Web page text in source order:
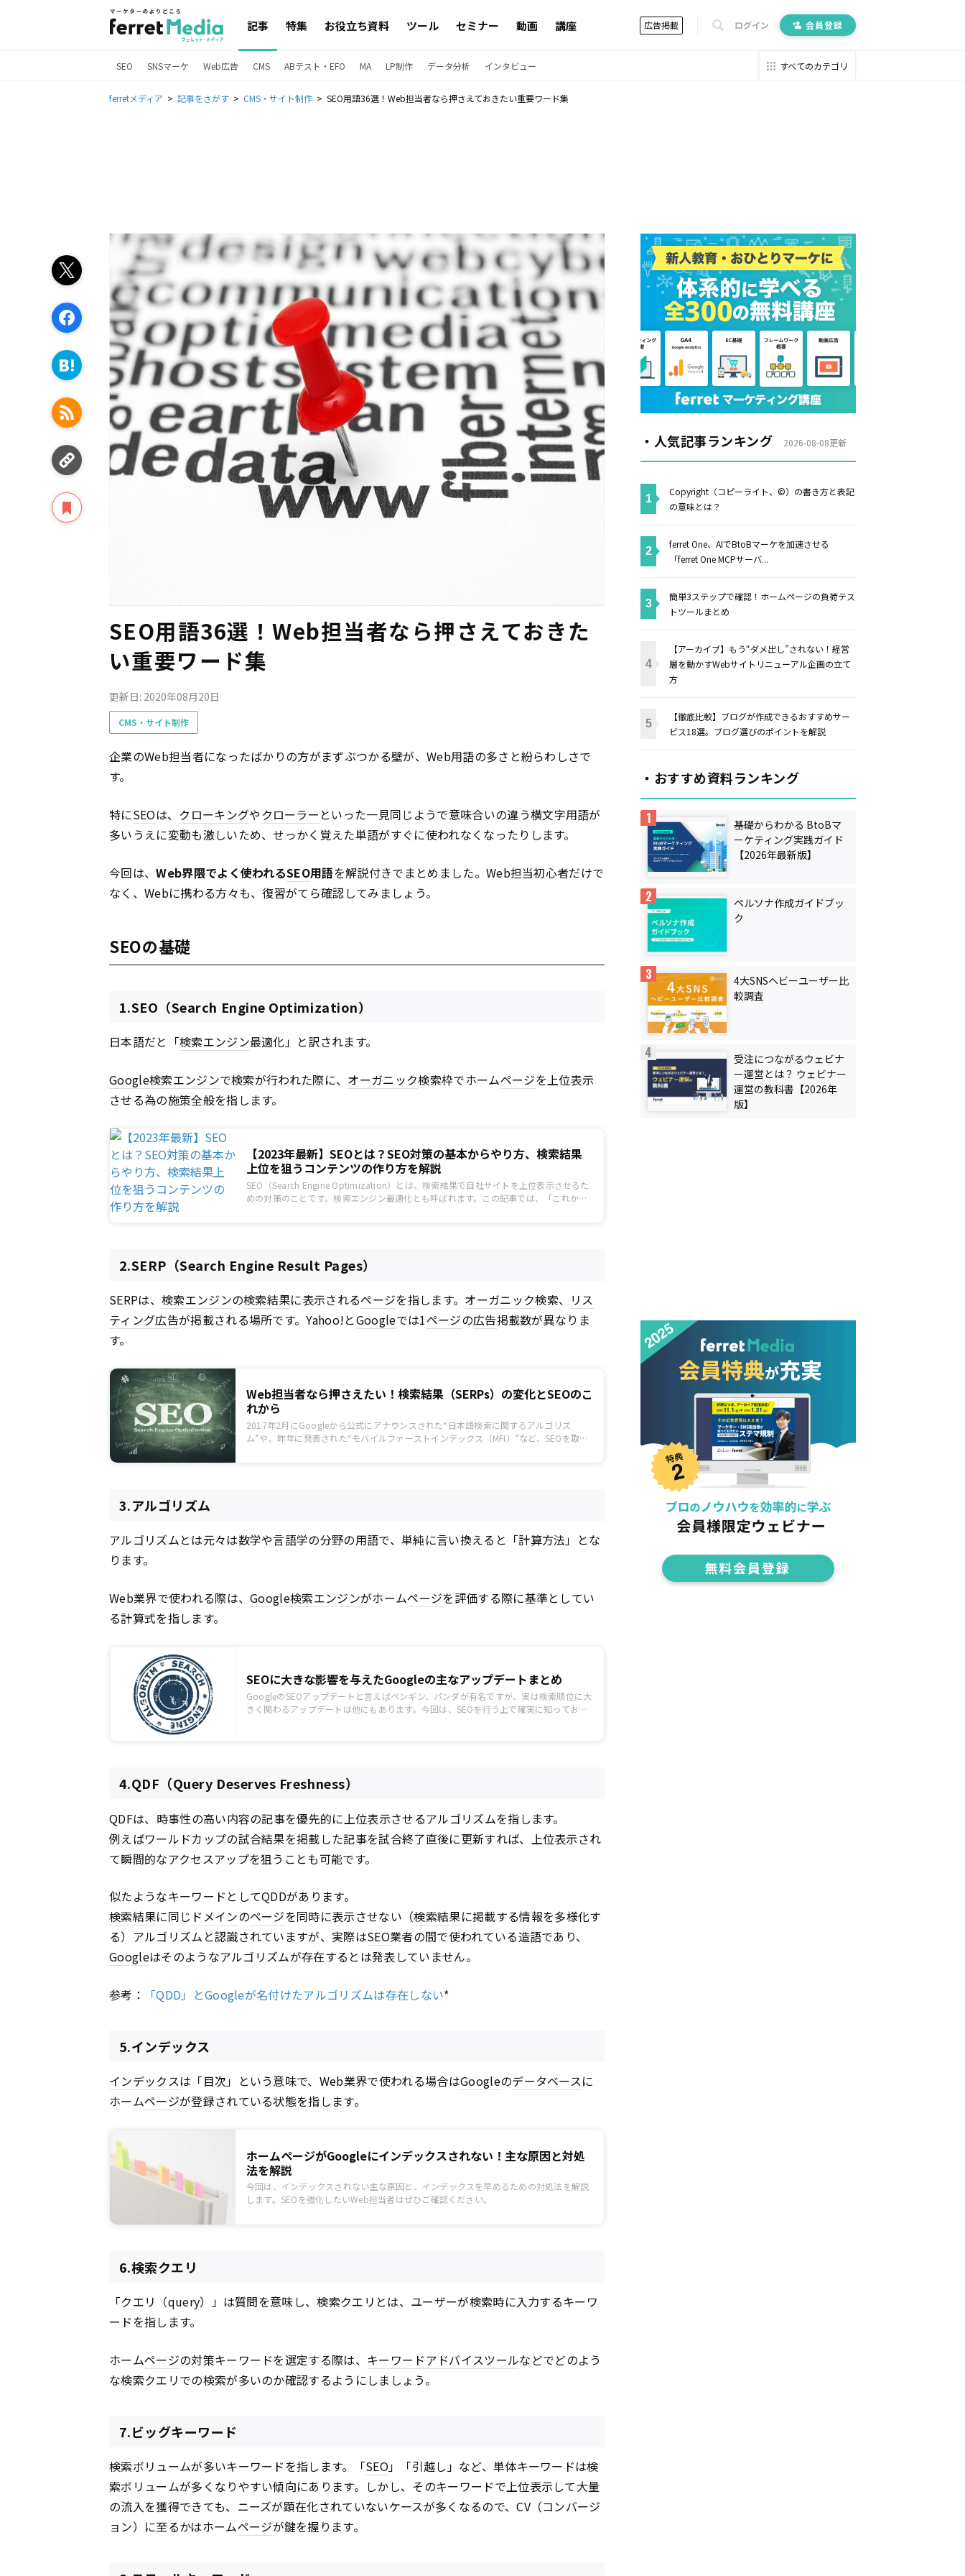
記事 特集 お役立ち資料 ツール セミナー 動画 講座 広告掲載 ログイン 会員登録
SEO SNSマーケ Web広告 CMS ABテスト・EFO MA LP制作 データ分析 インタビュー すべてのカテゴリ
ferretメディア 記事をさがす CMS・サイト制作 SEO用語36選！Web担当者なら押さえておきたい重要ワード集
SEO用語36選！Web担当者なら押さえておきた
い重要ワード集
更新日: 2020年08月20日
CMS・サイト制作
企業のWeb担当者になったばかりの方がまずぶつかる壁が、Web用語の多さと紛らわしさで
す。
特にSEOは、 クローキングやクローラー といった一見同じようで意味合いの違う横文字用語が
多いうえに変動も激しいため、せっかく覚えた単語がすぐに使われなくなったりします。
今回は、Web界隈でよく使われるSEO用語を解説付きでまとめました。Web担当初心者だけで
なく、Webに携わる方々も、復習がてら確認してみましょう。
SEOの基礎
1.SEO（Search Engine Optimization）
日本語だと「検索エンジン最適化」と訳されます。
Google検索エンジンで検索が行われた際に、 オーガニック検索枠でホームページを上位表示
させる為の施策全般を指します。
【2023年最新】SEOとは？SEO対策の基本からやり方、検索結果
上位を狙うコンテンツの作り方を解説
SEO（Search Engine Optimization）とは、検索結果で自社サイトを上位表示させるた
めの対策のことです。検索エンジン最適化とも呼ばれます。この記事では、「これから
2.SERP（Search Engine Result Pages）
SERPは、 検索エンジンの検索結果に表示されるページを指します。 オーガニック検索、 リス
ティング広告が掲載される場所です。Yahoo!とGoogleでは1ページの広告掲載数が異なりま
す。
Web担当者なら押さえたい！検索結果（SERPs）の変化とSEOのこ
れから
2017年2月にGoogleから公式にアナウンスされた“日本語検索に関するアルゴリズ
ム”や、昨年に発表された“モバイルファーストインデックス（MFI）”など、SEOを取り
3.アルゴリズム
アルゴリズムとは元々は数学や言語学の分野の用語で、単純に言い換えると「計算方法」とな
ります。
Web業界で使われる際は、Google検索エンジンがホームページを評価する際に基準としてい
る計算式を指します。
SEOに大きな影響を与えたGoogleの主なアップデートまとめ
GoogleのSEOアップデートと言えばペンギン、パンダが有名ですが、実は検索順位に大
きく関わるアップデートは他にもあります。今回は、SEOを行う上で確実に知っておく
4.QDF（Query Deserves Freshness）
QDFは、時事性の高い内容の記事を優先的に上位表示させるアルゴリズムを指します。
例えばワールドカップの試合結果を掲載した記事を試合終了直後に更新すれば、上位表示され
て瞬間的なアクセスアップを狙うことも可能です。
似たようなキーワードとしてQDDがあります。
検索結果に同じ ドメインのページを同時に表示させない（検索結果に掲載する情報を多様化す
る）アルゴリズムと認識されていますが、実際はSEO業者の間で使われている造語であり、
Googleはそのようなアルゴリズムが存在するとは発表していません。
参考： 「QDD」とGoogleが名付けたアルゴリズムは存在しない*
5.インデックス
インデックスは「目次」という意味で、Web業界で使われる場合はGoogleのデータベースに
ホームページが登録されている状態を指します。
ホームページがGoogleにインデックスされない！主な原因と対処
法を解説
今回は、インデックスされない主な原因と、インデックスを早めるための対処法を解説
します。SEOを強化したいWeb担当者はぜひご確認ください。
6.検索クエリ
「クエリ（query）」は質問を意味し、検索クエリとは、ユーザーが検索時に入力するキーワ
ードを指します。
ホームページの対策キーワードを選定する際は、 キーワードアドバイスツールなどでどのよう
な検索クエリでの検索が多いのか確認するようにしましょう。
7.ビッグキーワード
検索ボリュームが多いキーワードを指します。「SEO 」「引越し」など、単体キーワードは検
索ボリュームが多くなりやすい傾向にあります。しかし、そのキーワードで上位表示して大量
の流入を獲得できても、ニーズが顕在化されていないケースが多くなるので、CV（コンバージ
ョン）に至るかはホームページが鍵を握ります。
・人気記事ランキング 2026-08-08更新
Copyright（コピーライト、©）の書き方と表記
の意味とは？
ferret One、AIでBtoBマーケを加速させる
「ferret One MCPサーバ...
簡単3ステップで確認！ホームページの負荷テス
トツールまとめ
【アーカイブ】もう“ダメ出し”されない！経営
層を動かすWebサイトリニューアル企画の立て
方
【徹底比較】ブログが作成できるおすすめサー
ビス18選。ブログ選びのポイントを解説
・おすすめ資料ランキング
基礎からわかる BtoBマ
ーケティング実践ガイド
【2026年最新版】
ペルソナ作成ガイドブッ
ク
4大SNSヘビーユーザー比
較調査
受注につながるウェビナ
ー運営とは？ ウェビナー
運営の教科書【2026年
版】